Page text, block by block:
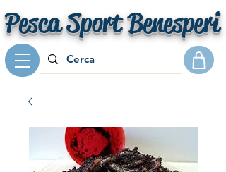
Pesca Sport Benesperi